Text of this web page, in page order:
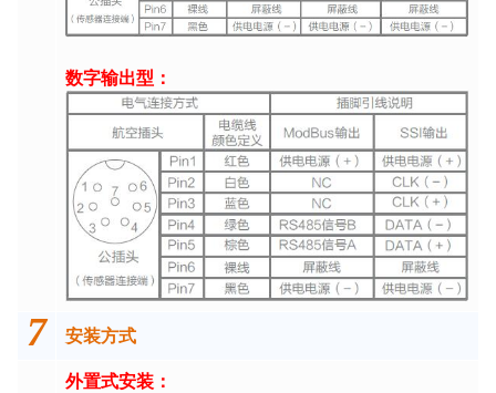
数字输出型：
7 安装方式
外置式安装：